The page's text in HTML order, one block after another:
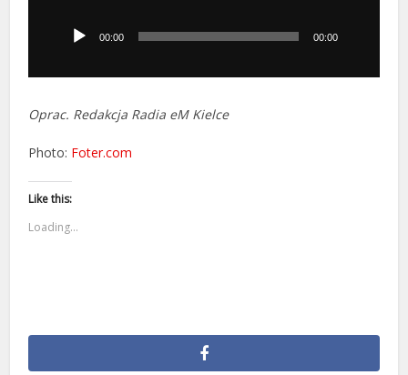
dźwiękowych00:00 00:00
Oprac. Redakcja Radia eM Kielce
Photo: Foter.com
Like this:
Loading...